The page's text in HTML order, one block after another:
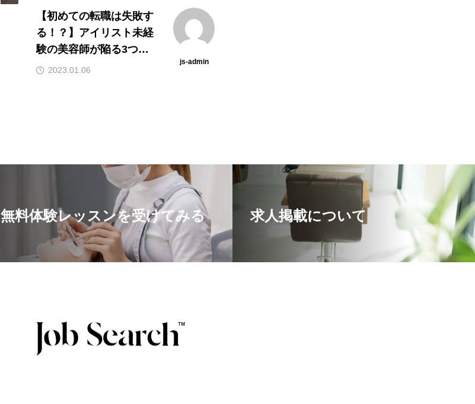
【初めての転職は失敗す
る！？】アイリスト未経
験の美容師が陥る3つの
罠。
js-admin
2023.01.06
無料体験レッスンを受けてみる 求人掲載について